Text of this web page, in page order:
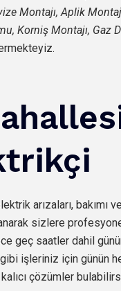
Montajı, Aplik
Korniş Montajı, Gaz
arızaları, bakımı
sizlere
geç saatler dahil
gibi işleriniz için günün
kalıcı çözümler